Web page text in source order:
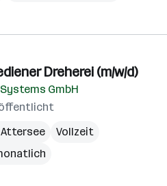
Dreherei (m/w/d)
GmbH
Vollzeit